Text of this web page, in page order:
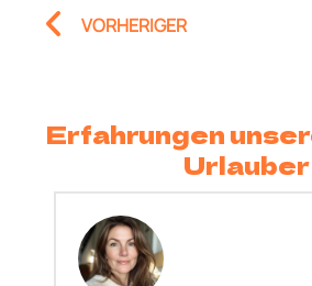
Prev
VORHERIGER
Erfahrungen
Urlauber